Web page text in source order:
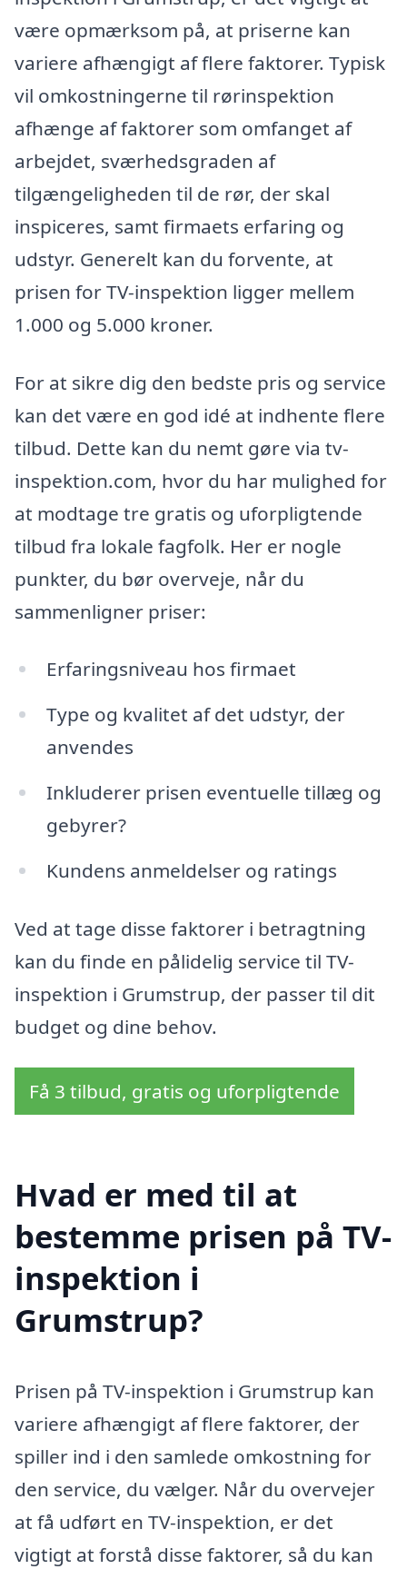
være opmærksom på, at priserne kan
variere afhængigt af flere faktorer. Typisk
vil omkostningerne til rørinspektion
afhænge af faktorer som omfanget af
arbejdet, sværhedsgraden af
tilgængeligheden til de rør, der skal
inspiceres, samt firmaets erfaring og
udstyr. Generelt kan du forvente, at
prisen for TV-inspektion ligger mellem
1.000 og 5.000 kroner.
For at sikre dig den bedste pris og service
kan det være en god idé at indhente flere
tilbud. Dette kan du nemt gøre via tv-
inspektion.com, hvor du har mulighed for
at modtage tre gratis og uforpligtende
tilbud fra lokale fagfolk. Her er nogle
punkter, du bør overveje, når du
sammenligner priser:
Erfaringsniveau hos firmaet
Type og kvalitet af det udstyr, der
anvendes
Inkluderer prisen eventuelle tillæg og
gebyrer?
Kundens anmeldelser og ratings
Ved at tage disse faktorer i betragtning
kan du finde en pålidelig service til TV-
inspektion i Grumstrup, der passer til dit
budget og dine behov.
Få 3 tilbud, gratis og uforpligtende
Hvad er med til at
bestemme prisen på TV-
inspektion i
Grumstrup?
Prisen på TV-inspektion i Grumstrup kan
variere afhængigt af flere faktorer, der
spiller ind i den samlede omkostning for
den service, du vælger. Når du overvejer
at få udført en TV-inspektion, er det
vigtigt at forstå disse faktorer, så du kan